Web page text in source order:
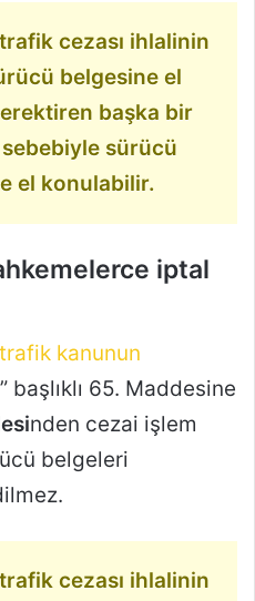
cezası ihlalinin
belgesine el
başka bir
sürücü
el konulabilir.
iptal
kanunun
” başlıklı 65. Maddesine
nden cezai işlem
belgeleri
cezası ihlalinin